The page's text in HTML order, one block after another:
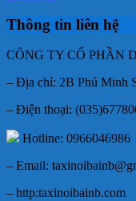
Thông tin liên hệ
CÔNG TY CỔ PHẦN
– Địa chỉ: 2B Phú Minh
– Điện thoại:
Hotline:
– Email:
– http:taxinoibainb.com